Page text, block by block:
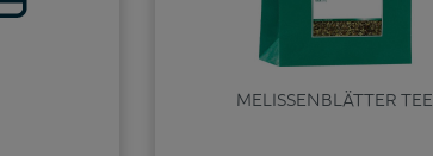
MELISSENBLÄTTER TEE